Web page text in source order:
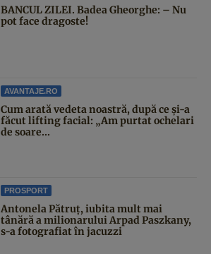
BANCUL ZILEI. Badea Gheorghe: – Nu
pot face dragoste!
AVANTAJE.RO
Cum arată vedeta noastră, după ce și-a
făcut lifting facial: „Am purtat ochelari
de soare...
PROSPORT
Antonela Pătruț, iubita mult mai
tânără a milionarului Arpad Paszkany,
s-a fotografiat în jacuzzi